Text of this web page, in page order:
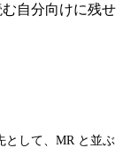
自分向けに残せ
として、MR と並ぶ